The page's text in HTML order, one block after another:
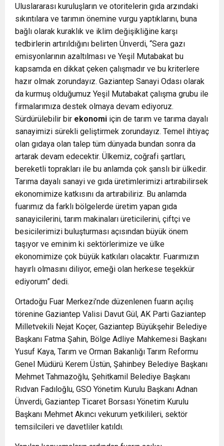
Uluslararası kuruluşların ve otoritelerin gıda arzındaki
sıkıntılara ve tarımın önemine vurgu yaptıklarını, buna
bağlı olarak kuraklık ve iklim değişikliğine karşı
tedbirlerin artırıldığını belirten Ünverdi, “Sera gazı
emisyonlarının azaltılması ve Yeşil Mutabakat bu
kapsamda en dikkat çeken çalışmadır ve bu kriterlere
hazır olmak zorundayız. Gaziantep Sanayi Odası olarak
da kurmuş olduğumuz Yeşil Mutabakat çalışma grubu ile
firmalarımıza destek olmaya devam ediyoruz.
Sürdürülebilir bir ekonomi için de tarım ve tarıma dayalı
sanayimizi sürekli geliştirmek zorundayız. Temel ihtiyaç
olan gıdaya olan talep tüm dünyada bundan sonra da
artarak devam edecektir. Ülkemiz, coğrafi şartları,
bereketli toprakları ile bu anlamda çok şanslı bir ülkedir.
Tarıma dayalı sanayi ve gıda üretimlerimizi artırabilirsek
ekonomimize katkısını da artırabiliriz. Bu anlamda
fuarımız da farklı bölgelerde üretim yapan gıda
sanayicilerini, tarım makinaları üreticilerini, çiftçi ve
besicilerimizi buluşturması açısından büyük önem
taşıyor ve eminim ki sektörlerimize ve ülke
ekonomimize çok büyük katkıları olacaktır. Fuarımızın
hayırlı olmasını diliyor, emeği olan herkese teşekkür
ediyorum” dedi.
Ortadoğu Fuar Merkezi’nde düzenlenen fuarın açılış
törenine Gaziantep Valisi Davut Gül, AK Parti Gaziantep
Milletvekili Nejat Koçer, Gaziantep Büyükşehir Belediye
Başkanı Fatma Şahin, Bölge Adliye Mahkemesi Başkanı
Yusuf Kaya, Tarım ve Orman Bakanlığı Tarım Reformu
Genel Müdürü Kerem Üstün, Şahinbey Belediye Başkanı
Mehmet Tahmazoğlu, Şehitkamil Belediye Başkanı
Rıdvan Fadıloğlu, GSO Yönetim Kurulu Başkanı Adnan
Ünverdi, Gaziantep Ticaret Borsası Yönetim Kurulu
Başkanı Mehmet Akıncı vekurum yetkilileri, sektör
temsilcileri ve davetliler katıldı.